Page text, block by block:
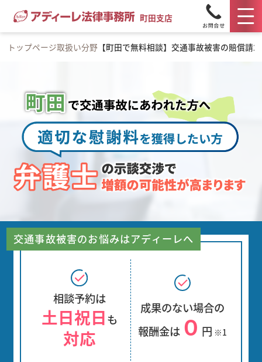
町田支店
トップページ取扱い分野 【町田で無料相談】交通事故被害の賠償請
交通事故被害のお悩みはアディーレへ
相談予約は
土日祝日も
対応
成果のない場合の
報酬金は ０ 円 ※1